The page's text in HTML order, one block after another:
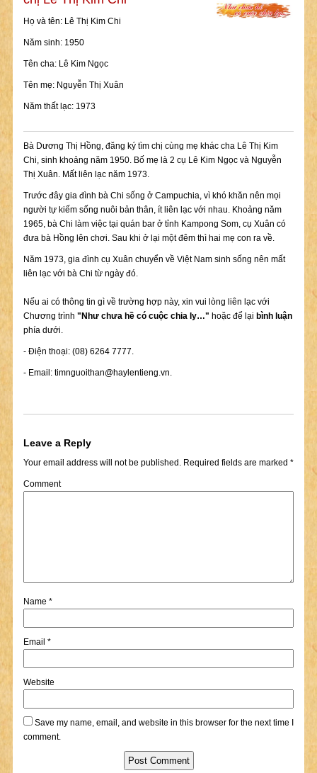
Họ và tên: Lê Thị Kim Chi
Năm sinh: 1950
Tên cha: Lê Kim Ngọc
Tên mẹ: Nguyễn Thị Xuân
Năm thất lạc: 1973
Bà Dương Thị Hồng, đăng ký tìm chị cùng mẹ khác cha Lê Thị Kim
Chi, sinh khoảng năm 1950. Bố mẹ là 2 cụ Lê Kim Ngọc và Nguyễn
Thị Xuân. Mất liên lạc năm 1973.
Trước đây gia đình bà Chi sống ở Campuchia, vì khó khăn nên mọi
người tự kiếm sống nuôi bản thân, ít liên lạc với nhau. Khoảng năm
1965, bà Chi làm việc tại quán bar ở tỉnh Kampong Som, cụ Xuân có
đưa bà Hồng lên chơi. Sau khi ở lại một đêm thì hai mẹ con ra về.
Năm 1973, gia đình cụ Xuân chuyển về Việt Nam sinh sống nên mất
liên lạc với bà Chi từ ngày đó.
Nếu ai có thông tin gì về trường hợp này, xin vui lòng liên lạc với
Chương trình "Như chưa hề có cuộc chia ly…" hoặc để lại bình luận
phía dưới.
- Điện thoại: (08) 6264 7777.
- Email: timnguoithan@haylentieng.vn.
Leave a Reply
Your email address will not be published.Required fields are marked *
Comment
Name *
Email *
Website
Save my name, email, and website in this browser for the next time I
comment.